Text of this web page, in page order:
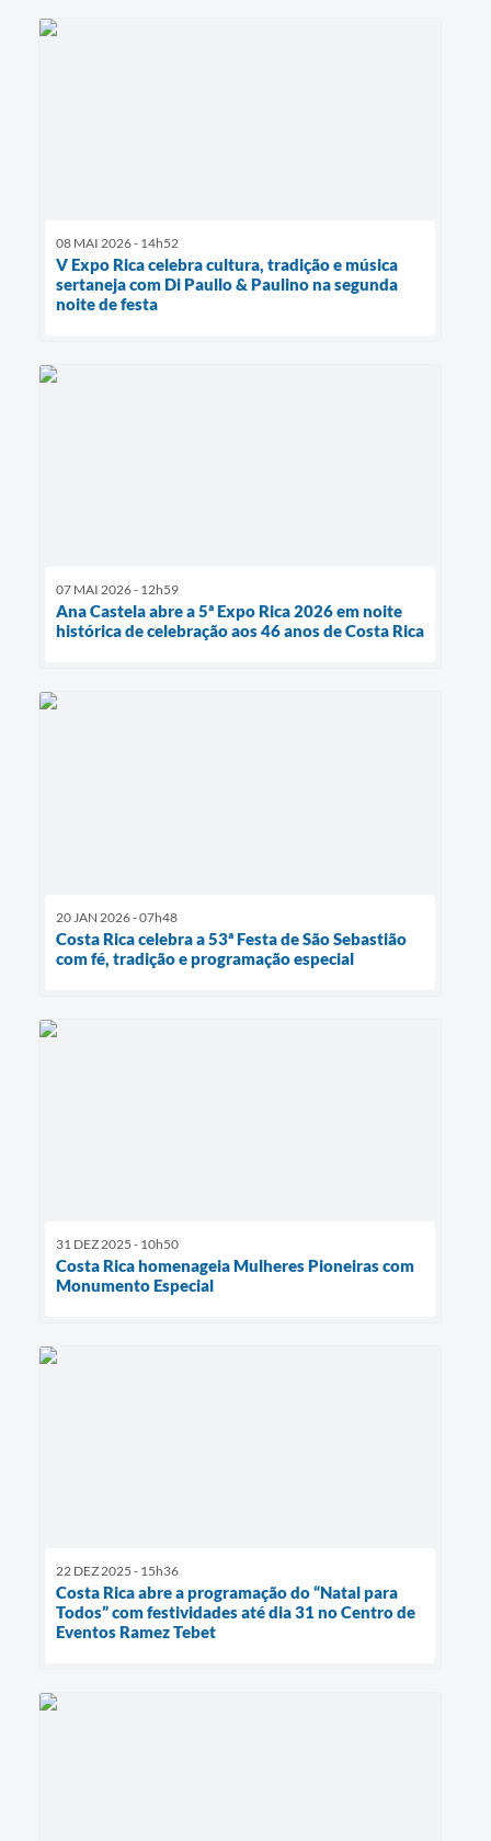
08 MAI 2026 - 14h52
V Expo Rica celebra cultura, tradição e música
sertaneja com Di Paullo & Paulino na segunda
noite de festa
07 MAI 2026 - 12h59
Ana Castela abre a 5ª Expo Rica 2026 em noite
histórica de celebração aos 46 anos de Costa Rica
20 JAN 2026 - 07h48
Costa Rica celebra a 53ª Festa de São Sebastião
com fé, tradição e programação especial
31 DEZ 2025 - 10h50
Costa Rica homenageia Mulheres Pioneiras com
Monumento Especial
22 DEZ 2025 - 15h36
Costa Rica abre a programação do “Natal para
Todos” com festividades até dia 31 no Centro de
Eventos Ramez Tebet